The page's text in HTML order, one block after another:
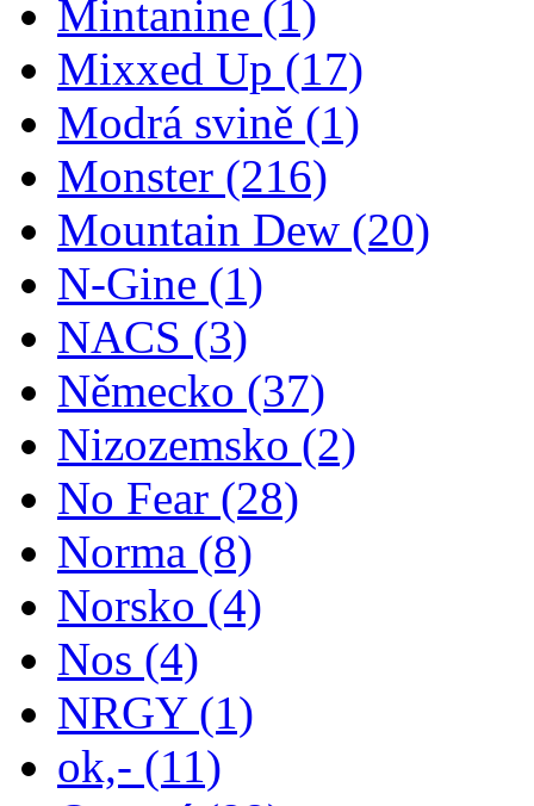
Mintanine (1)
Mixxed Up (17)
Modrá svině (1)
Monster (216)
Mountain Dew (20)
N-Gine (1)
NACS (3)
Německo (37)
Nizozemsko (2)
No Fear (28)
Norma (8)
Norsko (4)
Nos (4)
NRGY (1)
ok,- (11)